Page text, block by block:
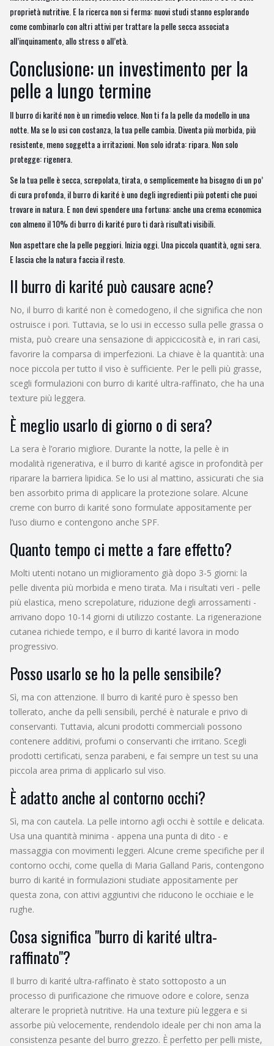
proprietà nutritive. E la ricerca non si ferma: nuovi studi stanno esplorando
come combinarlo con altri attivi per trattare la pelle secca associata
all’inquinamento, allo stress o all’età.
Conclusione: un investimento per la
pelle a lungo termine
Il burro di karité non è un rimedio veloce. Non ti fa la pelle da modello in una
notte. Ma se lo usi con costanza, la tua pelle cambia. Diventa più morbida, più
resistente, meno soggetta a irritazioni. Non solo idrata: ripara. Non solo
protegge: rigenera.
Se la tua pelle è secca, screpolata, tirata, o semplicemente ha bisogno di un po’
di cura profonda, il burro di karité è uno degli ingredienti più potenti che puoi
trovare in natura. E non devi spendere una fortuna: anche una crema economica
con almeno il 10% di burro di karité puro ti darà risultati visibili.
Non aspettare che la pelle peggiori. Inizia oggi. Una piccola quantità, ogni sera.
E lascia che la natura faccia il resto.
Il burro di karité può causare acne?
No, il burro di karité non è comedogeno, il che significa che non
ostruisce i pori. Tuttavia, se lo usi in eccesso sulla pelle grassa o
mista, può creare una sensazione di appiccicosità e, in rari casi,
favorire la comparsa di imperfezioni. La chiave è la quantità: una
noce piccola per tutto il viso è sufficiente. Per le pelli più grasse,
scegli formulazioni con burro di karité ultra-raffinato, che ha una
texture più leggera.
È meglio usarlo di giorno o di sera?
La sera è l’orario migliore. Durante la notte, la pelle è in
modalità rigenerativa, e il burro di karité agisce in profondità per
riparare la barriera lipidica. Se lo usi al mattino, assicurati che sia
ben assorbito prima di applicare la protezione solare. Alcune
creme con burro di karité sono formulate appositamente per
l’uso diurno e contengono anche SPF.
Quanto tempo ci mette a fare effetto?
Molti utenti notano un miglioramento già dopo 3-5 giorni: la
pelle diventa più morbida e meno tirata. Ma i risultati veri - pelle
più elastica, meno screpolature, riduzione degli arrossamenti -
arrivano dopo 10-14 giorni di utilizzo costante. La rigenerazione
cutanea richiede tempo, e il burro di karité lavora in modo
progressivo.
Posso usarlo se ho la pelle sensibile?
Sì, ma con attenzione. Il burro di karité puro è spesso ben
tollerato, anche da pelli sensibili, perché è naturale e privo di
conservanti. Tuttavia, alcuni prodotti commerciali possono
contenere additivi, profumi o conservanti che irritano. Scegli
prodotti certificati, senza parabeni, e fai sempre un test su una
piccola area prima di applicarlo sul viso.
È adatto anche al contorno occhi?
Sì, ma con cautela. La pelle intorno agli occhi è sottile e delicata.
Usa una quantità minima - appena una punta di dito - e
massaggia con movimenti leggeri. Alcune creme specifiche per il
contorno occhi, come quella di Maria Galland Paris, contengono
burro di karité in formulazioni studiate appositamente per
questa zona, con attivi aggiuntivi che riducono le occhiaie e le
rughe.
Cosa significa "burro di karité ultra-
raffinato"?
Il burro di karité ultra-raffinato è stato sottoposto a un
processo di purificazione che rimuove odore e colore, senza
alterare le proprietà nutritive. Ha una texture più leggera e si
assorbe più velocemente, rendendolo ideale per chi non ama la
consistenza pesante del burro grezzo. È perfetto per pelli miste,